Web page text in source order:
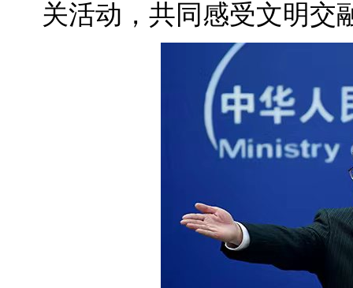
关活动，共同感受文明交